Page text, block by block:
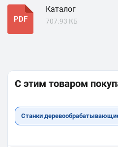
PDF
Каталог
707.93 КБ
С этим товаром
Станки